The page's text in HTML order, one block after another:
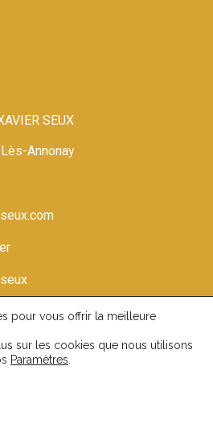
SEUX
Annonay
| Mentions
| Réalisation du site par
pour vous offrir la meilleure
sur les cookies que nous utilisons
Paramètres